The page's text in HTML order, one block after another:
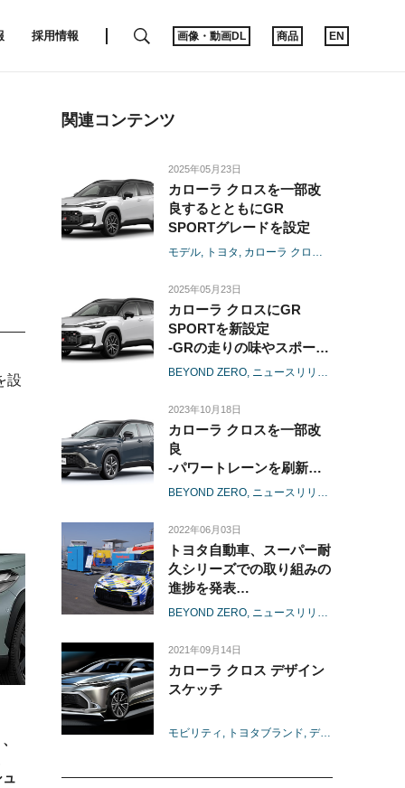
採用情報 SEARCH画像・動画DL 商品 EN
設
関連コンテンツ
2025年05月23日
カローラ クロスを一部改
良するとともにGR
SPORTグレードを設定
モデル トヨタ カローラ クロス
2025年05月23日
カローラ クロスにGR
SPORTを新設定
-GRの走りの味やスポーテ
ィなデザイン・機能美を追
BEYOND ZERO ニュースリリース
2023年10月18日
カローラ クロスを一部改
良
-パワートレーンを刷新す
るとともに、安全装備・コ
BEYOND ZERO ニュースリリース
2022年06月03日
トヨタ自動車、スーパー耐
久シリーズでの取り組みの
進捗を発表
-ＥＮＥＯＳ スーパー耐久
Hankook 第2戦 NAPAC 富
士SUPER TEC 24時間レー
ス-
BEYOND ZERO ニュースリリース
2021年09月14日
カローラ クロス デザイン
スケッチ
モビリティ トヨタブランド デザイン